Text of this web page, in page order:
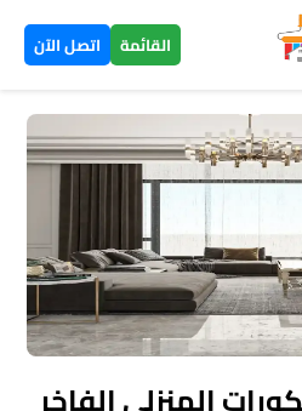
القائمة اتصل الآن